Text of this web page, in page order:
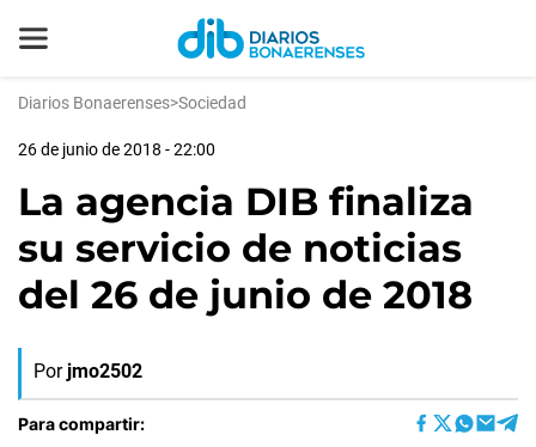
Diarios Bonaerenses>Sociedad
26 de junio de 2018 - 22:00
La agencia DIB finaliza
su servicio de noticias
del 26 de junio de 2018
Por jmo2502
Para compartir: